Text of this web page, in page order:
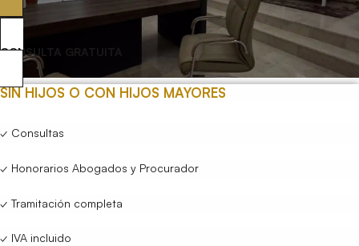
CONSULTA GRATUITA
SIN HIJOS O CON HIJOS MAYORES
✓ Consultas
✓ Honorarios Abogados y Procurador
✓ Tramitación completa
✓ IVA incluido